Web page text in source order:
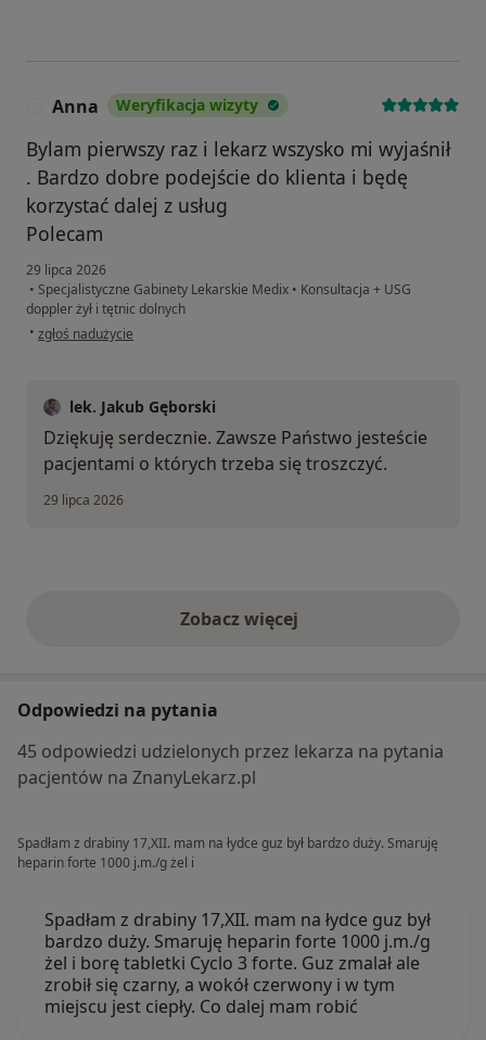
Anna Weryfikacja wizyty
Bylam pierwszy raz i lekarz wszysko mi wyjaśnił
. Bardzo dobre podejście do klienta i będę
korzystać dalej z usług
Polecam
29 lipca 2026
• Specjalistyczne Gabinety Lekarskie Medix • Konsultacja + USG
doppler żył i tętnic dolnych
• w opinii użytkownika Anna
zgłoś nadużycie
lek. Jakub Gęborski
Dziękuję serdecznie. Zawsze Państwo jesteście
pacjentami o których trzeba się troszczyć.
29 lipca 2026
Zobacz więcejopinie powyżej
Odpowiedzi na pytania
45 odpowiedzi udzielonych przez lekarza na pytania
pacjentów na ZnanyLekarz.pl
Spadłam z drabiny 17,XII. mam na łydce guz był bardzo duży. Smaruję
heparin forte 1000 j.m./g żel i
Spadłam z drabiny 17,XII. mam na łydce guz był
bardzo duży. Smaruję heparin forte 1000 j.m./g
żel i borę tabletki Cyclo 3 forte. Guz zmalał ale
zrobił się czarny, a wokół czerwony i w tym
miejscu jest ciepły. Co dalej mam robić